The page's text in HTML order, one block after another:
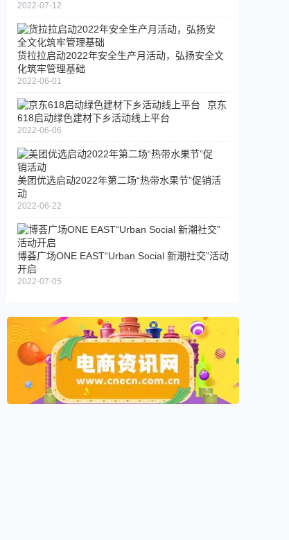
2022-07-12
货拉拉启动2022年安全生产月活动，弘扬安全文
化筑牢管理基础
2022-06-01
京东
618启动绿色建材下乡活动线上平台
2022-06-06
美团优选启动2022年第二场“热带水果节”促销活
动
2022-06-22
博荟广场ONE EAST“Urban Social 新潮社交”活动
开启
2022-07-05